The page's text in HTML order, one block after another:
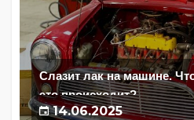
Слазит лак на машине.
это происходит?
14.06.2025